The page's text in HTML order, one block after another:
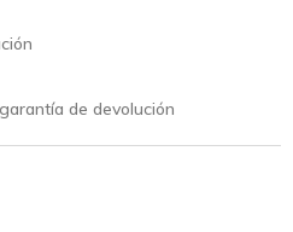
de devolución